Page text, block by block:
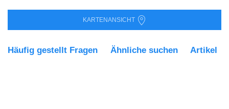
KARTENANSICHT
Häufig gestellt Fragen Ähnliche suchen Artikel